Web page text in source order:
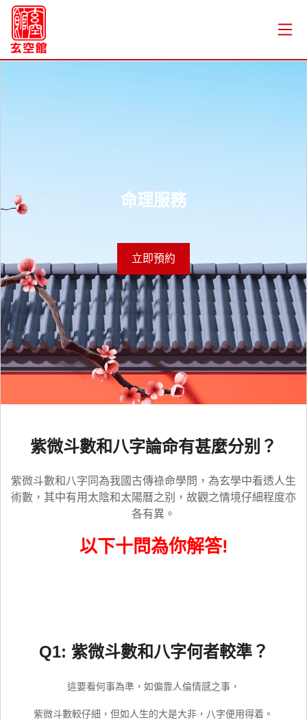
命理服務
立即預約
紫微斗數和八字論命有甚麼分别？
紫微斗數和八字同為我國古傳祿命學問，為玄學中看透人生
術數，其中有用太陰和太陽曆之别，故觀之情境仔細程度亦
各有異。
以下十問為你解答!
Q1: 紫微斗數和八字何者較準？
這要看何事為準，如偏靠人倫情感之事，
紫微斗數較仔細，但如人生的大是大非，八字便用得着。